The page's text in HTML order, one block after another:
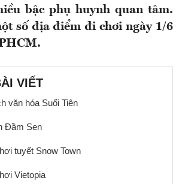
bậc phụ huynh quan tâm.
số địa điểm đi chơi ngày 1/6
VIẾT
văn hóa Suối Tiên
Đầm Sen
tuyết Snow Town
Vietopia